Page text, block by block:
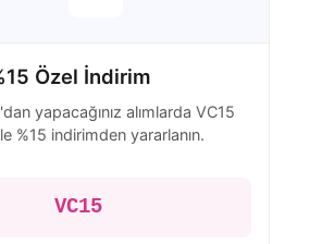
Özel İndirim
yapacağınız alımlarda VC15
%15 indirimden yararlanın.
VC15